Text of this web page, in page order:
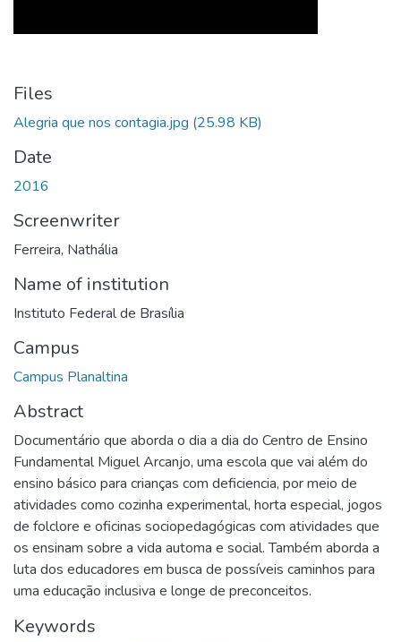
Files
Alegria que nos contagia.jpg (25.98 KB)
Date
2016
Screenwriter
Ferreira, Nathália
Name of institution
Instituto Federal de Brasília
Campus
Campus Planaltina
Abstract
Documentário que aborda o dia a dia do Centro de Ensino
Fundamental Miguel Arcanjo, uma escola que vai além do
ensino básico para crianças com deficiencia, por meio de
atividades como cozinha experimental, horta especial, jogos
de folclore e oficinas sociopedagógicas com atividades que
os ensinam sobre a vida automa e social. Também aborda a
luta dos educadores em busca de possíveis caminhos para
uma educação inclusiva e longe de preconceitos.
Keywords